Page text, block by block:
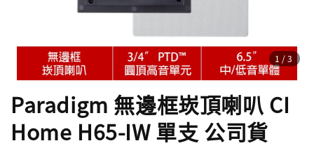
1 /3
Paradigm 無邊框崁頂喇叭 CI
Home H65-IW 單支 公司貨